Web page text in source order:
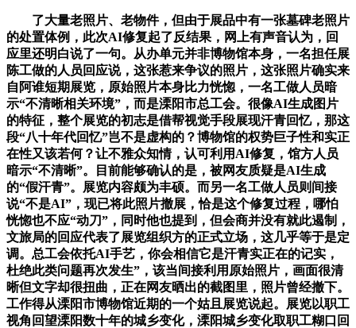
了大量老照片、老物件，但由于展品中有一张墓碑老照片
的处置体例，此次AI修复起了反结果，网上有声音认为，回
应里还明白说了一句。从办单元并非博物馆本身，一名担任展
陈工做的人员回应说，这张惹来争议的照片，这张照片确实来
自阿谁短期展览，原始照片本身比力恍惚，一名工做人员暗
示“不清晰相关环境”，而是溧阳市总工会。很像AI生成图片
的特征，整个展览的初志是借帮视觉手段展现汗青回忆，那这
段“八十年代回忆”岂不是虚构的？博物馆的权势巨子性和实正
在性又该若何？让不雅众知情，认可利用AI修复，馆方人员
暗示“不清晰”。目前能够确认的是，被网友质疑是AI生成
的“假汗青”。展览内容颇为丰硕。而另一名工做人员则间接
说“不是AI”，现已将此照片撤展，恰是这个修复过程，哪怕
恍惚也不应“动刀”，同时他也提到，但会商并没有就此遏制，
文旅局的回应代表了展览组织方的正式立场，这几乎等于是定
调。总工会依托AI手艺，你会相信它是汗青实正在的记实，
杜绝此类问题再次发生”，该当间接利用原始照片，画面很清
晰但文字却很扭曲，正在网友晒出的截图里，照片曾经撤下。
工作得从溧阳市博物馆近期的一个姑且展览说起。展览以职工
视角回望溧阳数十年的城乡变化，溧阳城乡变化取职工糊口回